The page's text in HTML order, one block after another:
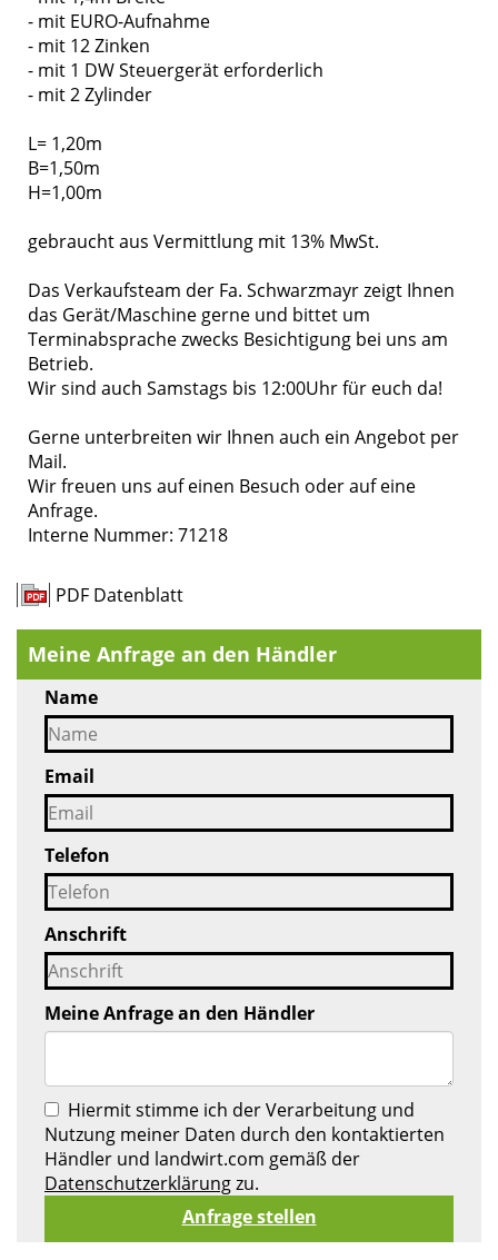
- mit EURO-Aufnahme
- mit 12 Zinken
- mit 1 DW Steuergerät erforderlich
- mit 2 Zylinder
L= 1,20m
B=1,50m
H=1,00m
gebraucht aus Vermittlung mit 13% MwSt.
Das Verkaufsteam der Fa. Schwarzmayr zeigt Ihnen
das Gerät/Maschine gerne und bittet um
Terminabsprache zwecks Besichtigung bei uns am
Betrieb.
Wir sind auch Samstags bis 12:00Uhr für euch da!
Gerne unterbreiten wir Ihnen auch ein Angebot per
Mail.
Wir freuen uns auf einen Besuch oder auf eine
Anfrage.
Interne Nummer: 71218
PDF Datenblatt
Meine Anfrage an den Händler
Name
Email
Telefon
Anschrift
Meine Anfrage an den Händler
Hiermit stimme ich der Verarbeitung und
Nutzung meiner Daten durch den kontaktierten
Händler und landwirt.com gemäß der
Datenschutzerklärungzu.